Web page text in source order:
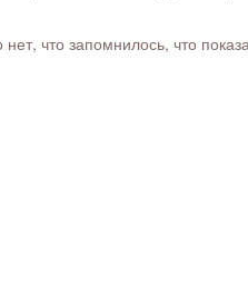
что запомнилось, что